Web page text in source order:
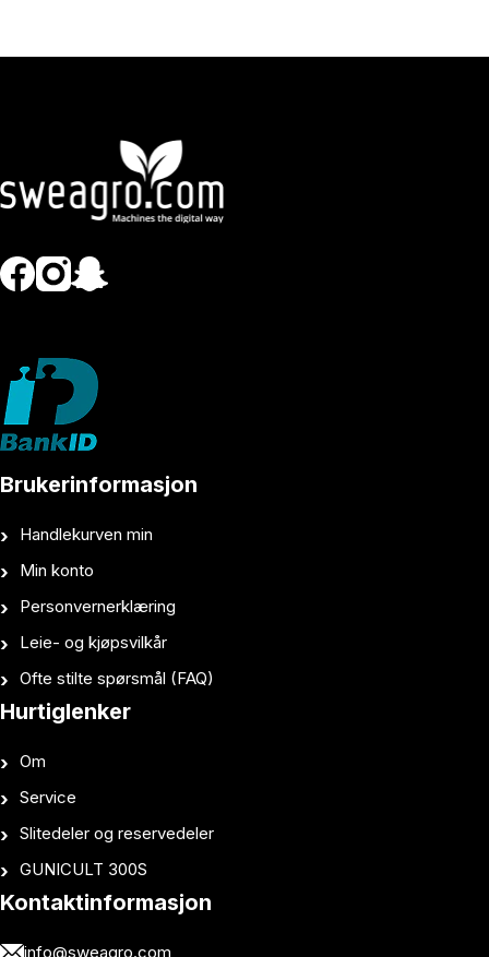
Brukerinformasjon
Handlekurven min
Min konto
Personvernerklæring
Leie- og kjøpsvilkår
Ofte stilte spørsmål (FAQ)
Hurtiglenker
Om
Service
Slitedeler og reservedeler
GUNICULT 300S
Kontaktinformasjon
info@sweagro.com